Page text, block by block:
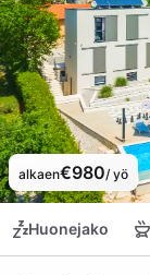
alkaen€980/ yö
Huonejako